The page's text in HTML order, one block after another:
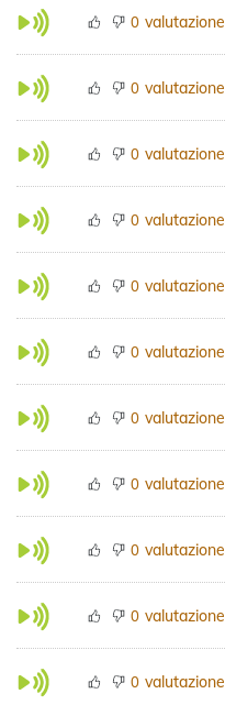
0 valutazione
0 valutazione
0 valutazione
0 valutazione
0 valutazione
0 valutazione
0 valutazione
0 valutazione
0 valutazione
0 valutazione
0 valutazione